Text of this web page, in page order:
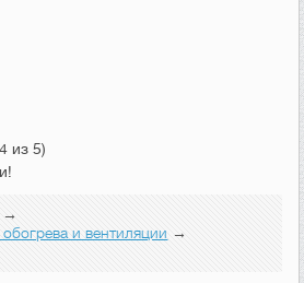
из 5)
→
и вентиляции →